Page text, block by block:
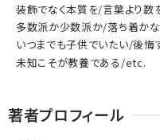
装飾でなく本質を/言葉より数
多数派か少数派か/落ち着か
いつまでも子供でいたい/後悔
未知こそが教養である/etc.
著者プロフィール